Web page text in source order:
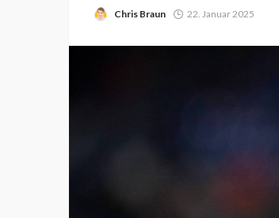
Chris Braun 22. Januar 2025